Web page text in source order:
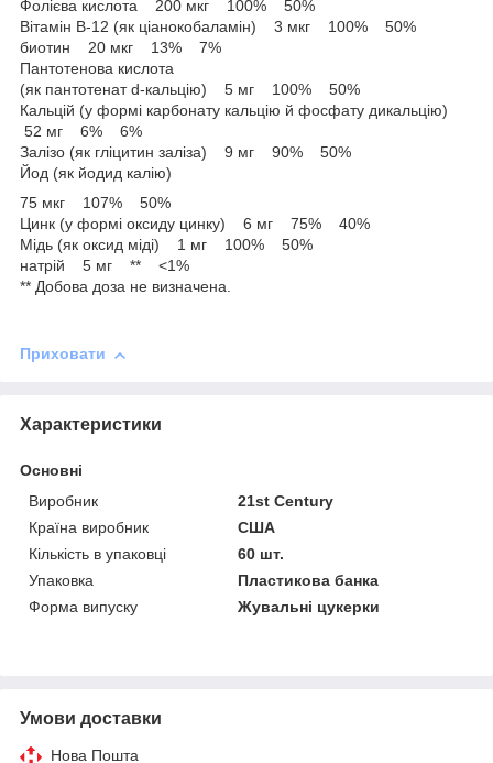
Фолієва кислота 200 мкг 100% 50%
Вітамін В-12 (як ціанокобаламін) 3 мкг 100% 50%
биотин 20 мкг 13% 7%
Пантотенова кислота
(як пантотенат d-кальцію) 5 мг 100% 50%
Кальцій (у формі карбонату кальцію й фосфату дикальцію)
52 мг 6% 6%
Залізо (як гліцитин заліза) 9 мг 90% 50%
Йод (як йодид калію)
75 мкг 107% 50%
Цинк (у формі оксиду цинку) 6 мг 75% 40%
Мідь (як оксид міді) 1 мг 100% 50%
натрій 5 мг ** <1%
** Добова доза не визначена.
Приховати
Характеристики
Основні
Виробник
21st Century
Країна виробник
США
Кількість в упаковці
60 шт.
Упаковка
Пластикова банка
Форма випуску
Жувальні цукерки
Умови доставки
Нова Пошта